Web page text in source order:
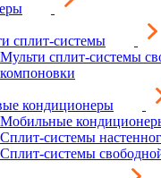
сплит-системы
Мульти сплит-системы
компоновки
кондиционеры
Мобильные
Сплит-системы
Сплит-системы